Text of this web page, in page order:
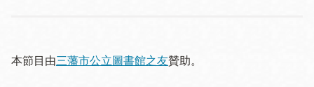
本節目由三藩市公立圖書館之友贊助。